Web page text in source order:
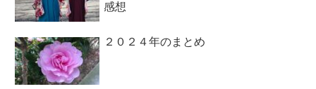
感想
２０２４年のまとめ